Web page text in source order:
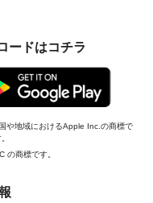
ードはコチラ
や地域におけるApple Inc.の商標で
の商標です。